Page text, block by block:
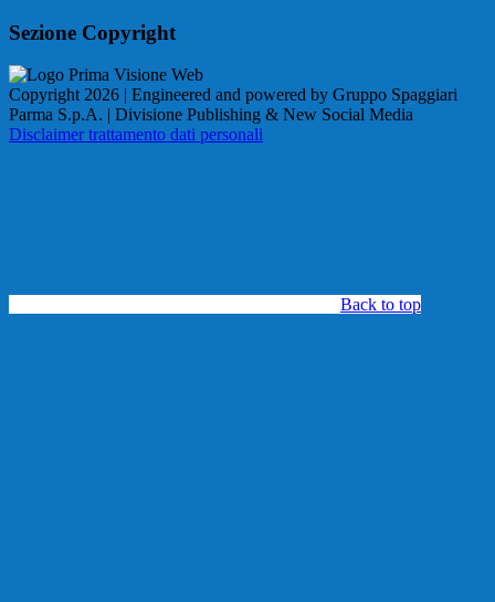
Sezione Copyright
Copyright 2026 | Engineered and powered by Gruppo Spaggiari
Parma S.p.A. | Divisione Publishing & New Social Media
Disclaimer trattamento dati personali
Back to top